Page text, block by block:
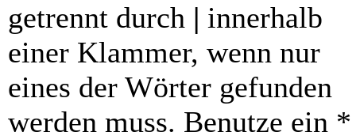
getrennt durch | innerhalb
einer Klammer, wenn nur
eines der Wörter gefunden
werden muss. Benutze ein *